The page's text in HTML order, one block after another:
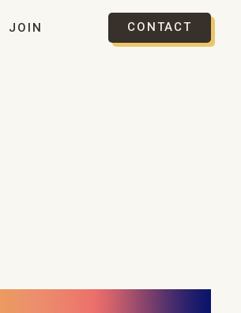
JOIN CONTACT